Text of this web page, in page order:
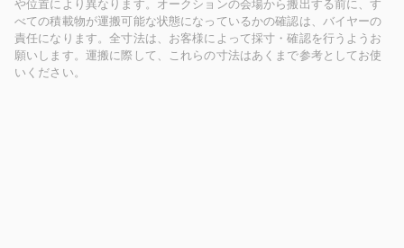
や位置により異なります。オークションの会場から搬出する前に、す
べての積載物が運搬可能な状態になっているかの確認は、バイヤーの
責任になります。全寸法は、お客様によって採寸・確認を行うようお
願いします。運搬に際して、これらの寸法はあくまで参考としてお使
いください。